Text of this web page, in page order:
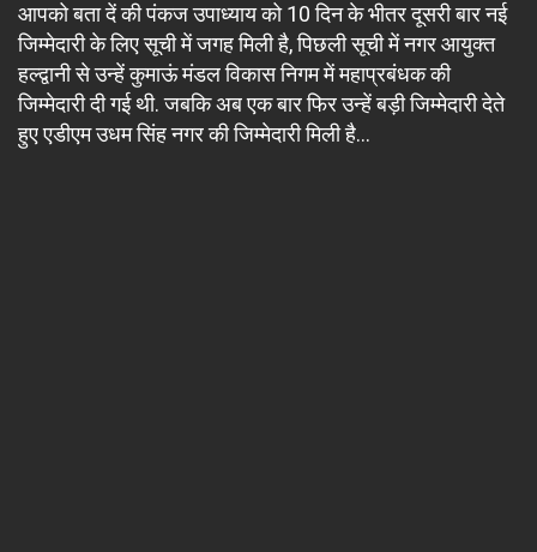
आपको बता दें की पंकज उपाध्याय को 10 दिन के भीतर दूसरी बार नई
जिम्मेदारी के लिए सूची में जगह मिली है, पिछली सूची में नगर आयुक्त
हल्द्वानी से उन्हें कुमाऊं मंडल विकास निगम में महाप्रबंधक की
जिम्मेदारी दी गई थी. जबकि अब एक बार फिर उन्हें बड़ी जिम्मेदारी देते
हुए एडीएम उधम सिंह नगर की जिम्मेदारी मिली है…